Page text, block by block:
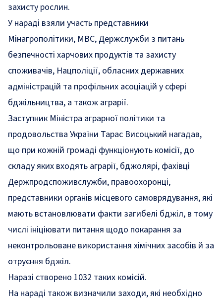
захисту рослин.
У нараді взяли участь представники
Мінагрополітики, МВС, Держслужби з питань
безпечності харчових продуктів та захисту
споживачів, Нацполіції, обласних державних
адміністрацій та профільних асоціацій у сфері
бджільництва, а також аграрії.
Заступник Міністра аграрної політики та
продовольства України Тарас Висоцький нагадав,
що при кожній громаді функціонують комісії, до
складу яких входять аграрії, бджолярі, фахівці
Держпродспоживслужби, правоохоронці,
представники органів місцевого самоврядування, які
мають встановлювати факти загибелі бджіл, в тому
числі ініціювати питання щодо покарання за
неконтрольоване використання хімічних засобів й за
отруєння бджіл.
Наразі створено 1032 таких комісій.
На нараді також визначили заходи, які необхідно